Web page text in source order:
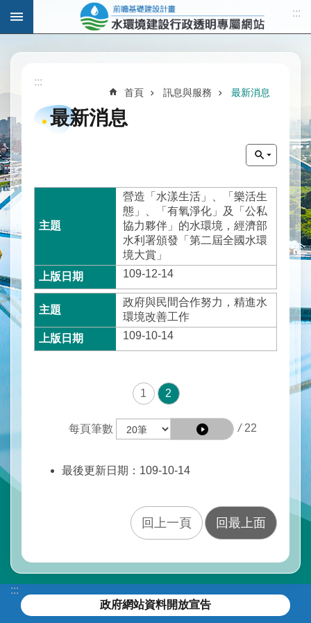
跳到主要內容區塊
進
計
畫
說
水
展
水
與
境
息
網
站
導
覽
:::
:::
首頁 訊息與服務 最新消息
最新消息
營造「水漾生活」、「樂活生
態」、「有氧淨化」及「公私
協力夥伴」的水環境，經濟部
水利署頒發「第二屆全國水環
境大賞」
109-12-14
政府與民間合作努力，精進水
環境改善工作
109-10-14
1 2
每頁筆數 / 22
最後更新日期：109-10-14
回上一頁 回最上面
:::
政府網站資料開放宣告